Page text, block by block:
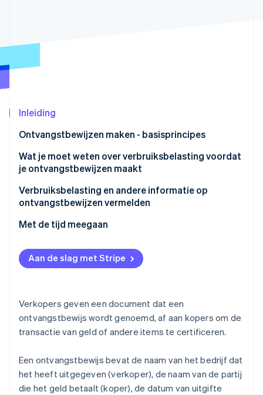
Online identiteitsverificatie
Stripe Sessions 2026
Nu bekijken
Inleiding
Ontvangstbewijzen maken - basisprincipes
Wat je moet weten over verbruiksbelasting voordat
je ontvangstbewijzen maakt
Verbruiksbelasting en andere informatie op
ontvangstbewijzen vermelden
1. Bedragen zijn inclusief verbruiksbelasting
2. Is een aparte btw-verklaring vereist?
3. Neem de verbruiksbelasting op in de uitsplitsing
beschrijving moet opnemen
Met de tijd meegaan
Aan de slag met Stripe
Verkopers geven een document dat een
ontvangstbewijs wordt genoemd, af aan kopers om de
transactie van geld of andere items te certificeren.
Een ontvangstbewijs bevat de naam van het bedrijf dat
het heeft uitgegeven (verkoper), de naam van de partij
die het geld betaalt (koper), de datum van uitgifte